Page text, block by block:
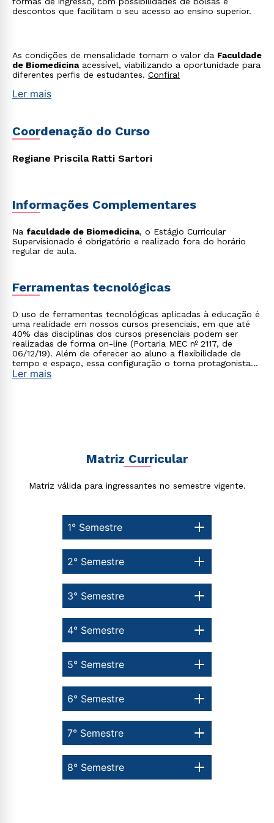
descontos que facilitam o seu acesso ao ensino superior.
As condições de mensalidade tornam o valor da Faculdade
de Biomedicinaacessível, viabilizando a oportunidade para
diferentes perfis de estudantes. Confira!
Ler mais
Coordenação do Curso
Regiane Priscila Ratti Sartori
Informações Complementares
Na faculdade de Biomedicina, o Estágio Curricular
Supervisionado é obrigatório e realizado fora do horário
regular de aula.
Ferramentas tecnológicas
O uso de ferramentas tecnológicas aplicadas à educação é
uma realidade em nossos cursos presenciais, em que até
40% das disciplinas dos cursos presenciais podem ser
realizadas de forma on-line (Portaria MEC nº 2117, de
06/12/19). Além de oferecer ao aluno a flexibilidade de
tempo e espaço, essa configuração o torna protagonista
no processo de construção do seu conhecimento.
Ler mais
Matriz Curricular
Matriz válida para ingressantes no semestre vigente.
1° Semestre
8° Semestre
7° Semestre
6° Semestre
5° Semestre
4° Semestre
3° Semestre
2° Semestre
WhatsApp
autorizo que meus dados sejam utilizados para o
envio de conteúdos da Cruzeiro do Sul.